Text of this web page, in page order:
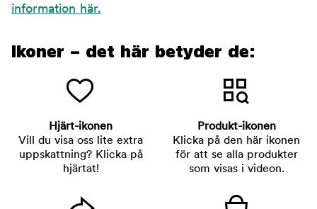
information här.
Ikoner – det här betyder de:
Hjärt-ikonen
Vill du visa oss lite extra
uppskattning? Klicka på
hjärtat!
Produkt-ikonen
Klicka på den här ikonen
för att se alla produkter
som visas i videon.